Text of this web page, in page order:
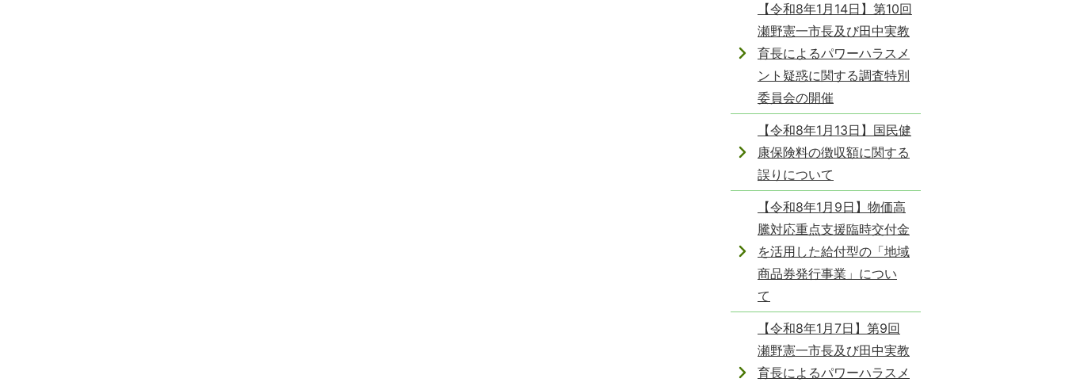
【令和8年1月14日】第10回
瀬野憲一市長及び田中実教
育長によるパワーハラスメ
ント疑惑に関する調査特別
委員会の開催
【令和8年1月13日】国民健
康保険料の徴収額に関する
誤りについて
【令和8年1月9日】物価高
騰対応重点支援臨時交付金
を活用した給付型の「地域
商品券発行事業」につい
て
【令和8年1月7日】第9回
瀬野憲一市長及び田中実教
育長によるパワーハラスメ